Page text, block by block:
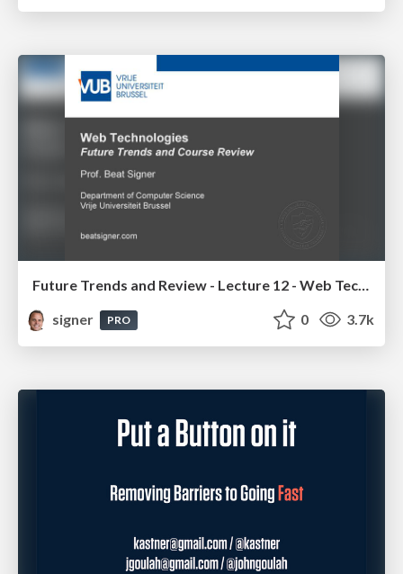
Future Trends and Review - Lecture 12 - Web Technologies (1019888BNR)
signer
PRO 0 3.7k